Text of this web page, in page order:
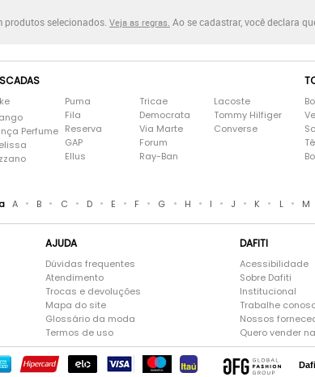
produtos selecionados. Veja as regras. Ao se cadastrar, você declara
Perfume
Puma
Fila
Reserva
GAP
Ellus
Tricae
Democrata
Via Marte
Forum
Ray-Ban
Lacoste
Tommy Hilfiger
Converse
A • B • C • D • E • F • G • H • I • J • K • L • M
AJUDA
Dúvidas frequentes
Atendimento
Trocas e devoluções
Mapa do site
Glossário da moda
Termos de uso
DAFITI
Acessibilidade
Sobre Dafiti
Institucional
Trabalhe
Nossos
Quero vender